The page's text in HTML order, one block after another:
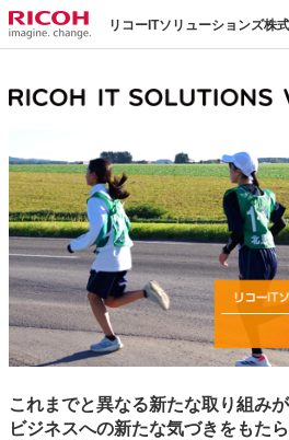
リコーITソリューションズ株
これまでと異なる新たな取り組み
ビジネスへの新たな気づきをもた